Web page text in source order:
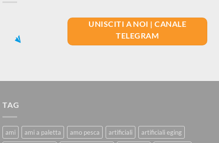
UNISCITI A NOI | CANALE
TELEGRAM
TAG
ami ami a paletta amo pesca artificiali
artificiali eging